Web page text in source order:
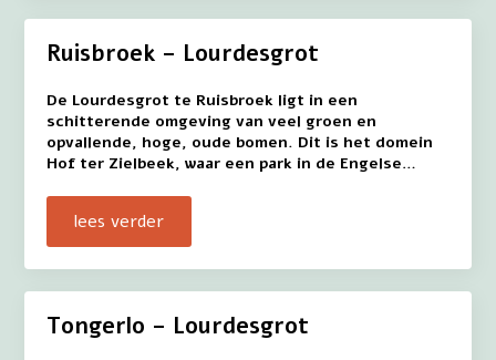
Ruisbroek – Lourdesgrot
De Lourdesgrot te Ruisbroek ligt in een
schitterende omgeving van veel groen en
opvallende, hoge, oude bomen. Dit is het domein
Hof ter Zielbeek, waar een park in de Engelse…
lees verder
Tongerlo – Lourdesgrot